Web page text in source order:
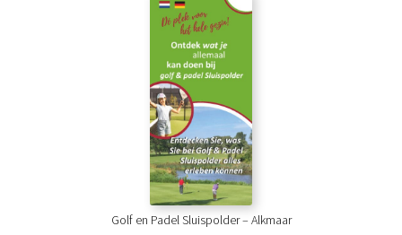
Golf en Padel Sluispolder – Alkmaar